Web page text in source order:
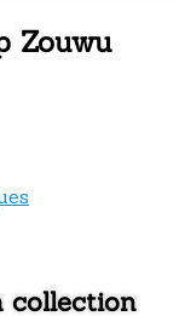
Zouwu
collection